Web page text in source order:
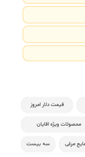
قیمت دلار امروز
محصولات ویژه اقایان
مرغی سه بیست